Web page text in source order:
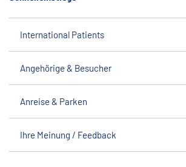
International Patients
Angehörige & Besucher
Anreise & Parken
Ihre Meinung / Feedback